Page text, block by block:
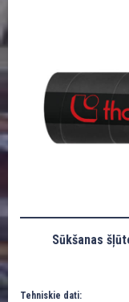
Sūkšanas
Tehniskie dati: